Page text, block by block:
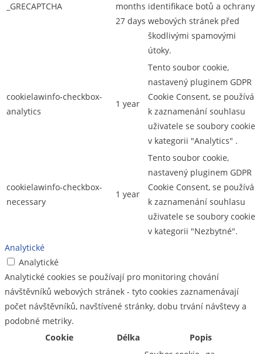
_GRECAPTCHA
months
27 days
identifikace botů a ochrany
webových stránek před
škodlivými spamovými
útoky.
cookielawinfo-checkbox-
analytics
1 year
Tento soubor cookie,
nastavený pluginem GDPR
Cookie Consent, se používá
k zaznamenání souhlasu
uživatele se soubory cookie
v kategorii "Analytics" .
cookielawinfo-checkbox-
necessary
1 year
Tento soubor cookie,
nastavený pluginem GDPR
Cookie Consent, se používá
k zaznamenání souhlasu
uživatele se soubory cookie
v kategorii "Nezbytné".
Analytické
Analytické
Analytické cookies se používají pro monitoring chování
návštěvníků webových stránek - tyto cookies zaznamenávají
počet návštěvníků, navštívené stránky, dobu trvání návštevy a
podobné metriky.
Cookie
Délka
Popis